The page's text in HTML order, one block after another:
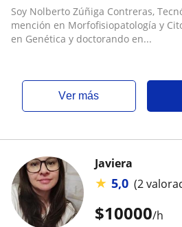
Soy Nolberto Zúñiga Contreras,
mención en Morfofisiopatología y
en Genética y doctorando en...
ver más
$10000/h
Javiera
★ 5,0 (2